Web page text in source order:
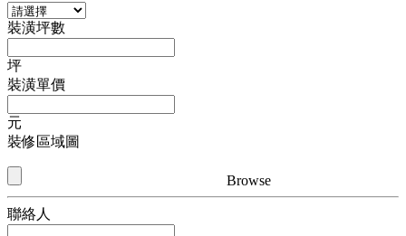
裝潢坪數
坪
裝潢單價
元
裝修區域圖
Browse
聯絡人